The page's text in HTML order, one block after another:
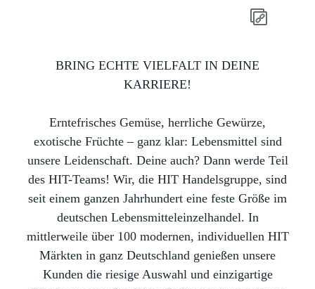
BRING ECHTE VIELFALT IN DEINE
KARRIERE!
Erntefrisches Gemüse, herrliche Gewürze,
exotische Früchte – ganz klar: Lebensmittel sind
unsere Leidenschaft. Deine auch? Dann werde Teil
des HIT-Teams! Wir, die HIT Handelsgruppe, sind
seit einem ganzen Jahrhundert eine feste Größe im
deutschen Lebensmitteleinzelhandel. In
mittlerweile über 100 modernen, individuellen HIT
Märkten in ganz Deutschland genießen unsere
Kunden die riesige Auswahl und einzigartige